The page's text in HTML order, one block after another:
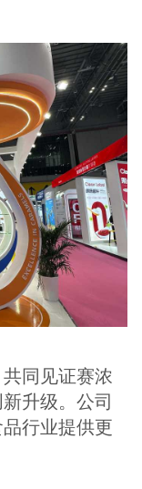
同见证赛浓
升级。公司
行业提供更